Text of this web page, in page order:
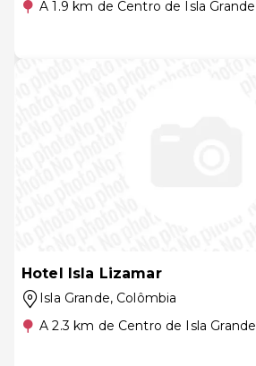
A 1.9 km de Centro de Isla Grande
Hotel Isla Lizamar
Isla Grande, Colômbia
A 2.3 km de Centro de Isla Grande